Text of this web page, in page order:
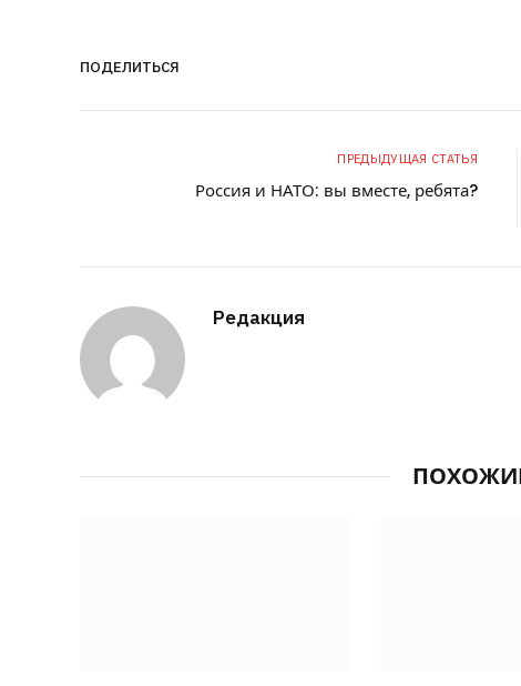
ПОДЕЛИТЬСЯ
ПРЕДЫДУЩАЯ СТАТЬЯ
Россия и НАТО: вы вместе, ребята?
Редакция